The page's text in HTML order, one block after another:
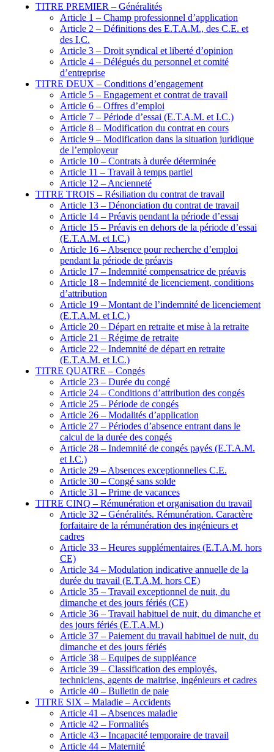
TITRE PREMIER – Généralités
Article 1 – Champ professionnel d’application
Article 2 – Définitions des E.T.A.M., des C.E. et
des I.C.
Article 3 – Droit syndical et liberté d’opinion
Article 4 – Délégués du personnel et comité
d’entreprise
TITRE DEUX – Conditions d’engagement
Article 5 – Engagement et contrat de travail
Article 6 – Offres d’emploi
Article 7 – Période d’essai (E.T.A.M. et I.C.)
Article 8 – Modification du contrat en cours
Article 9 – Modification dans la situation juridique
de l’employeur
Article 10 – Contrats à durée déterminée
Article 11 – Travail à temps partiel
Article 12 – Ancienneté
TITRE TROIS – Résiliation du contrat de travail
Article 13 – Dénonciation du contrat de travail
Article 14 – Préavis pendant la période d’essai
Article 15 – Préavis en dehors de la période d’essai
(E.T.A.M. et I.C.)
Article 16 – Absence pour recherche d’emploi
pendant la période de préavis
Article 17 – Indemnité compensatrice de préavis
Article 18 – Indemnité de licenciement, conditions
d’attribution
Article 19 – Montant de l’indemnité de licenciement
(E.T.A.M. et I.C.)
Article 20 – Départ en retraite et mise à la retraite
Article 21 – Régime de retraite
Article 22 – Indemnité de départ en retraite
(E.T.A.M. et I.C.)
TITRE QUATRE – Congés
Article 23 – Durée du congé
Article 24 – Conditions d’attribution des congés
Article 25 – Période de congés
Article 26 – Modalités d’application
Article 27 – Périodes d’absence entrant dans le
calcul de la durée des congés
Article 28 – Indemnité de congés payés (E.T.A.M.
et I.C.)
Article 29 – Absences exceptionnelles C.E.
Article 30 – Congé sans solde
Article 31 – Prime de vacances
TITRE CINQ – Rémunération et organisation du travail
Article 32 – Généralités. Rémunération. Caractère
forfaitaire de la rémunération des ingénieurs et
cadres
Article 33 – Heures supplémentaires (E.T.A.M. hors
CE)
Article 34 – Modulation indicative annuelle de la
durée du travail (E.T.A.M. hors CE)
Article 35 – Travail exceptionnel de nuit, du
dimanche et des jours fériés (CE)
Article 36 – Travail habituel de nuit, du dimanche et
des jours fériés (E.T.A.M.)
Article 37 – Paiement du travail habituel de nuit, du
dimanche et des jours fériés
Article 38 – Equipes de suppléance
Article 39 – Classification des employés,
techniciens, agents de maitrise, ingénieurs et cadres
Article 40 – Bulletin de paie
TITRE SIX – Maladie – Accidents
Article 41 – Absences maladie
Article 42 – Formalités
Article 43 – Incapacité temporaire de travail
Article 44 – Maternité